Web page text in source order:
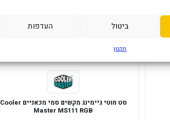
ביטול העדפות
תקנון
סט חוטי גיימינג מקשים סמי מכאניים Cooler
Master MS111 RGB